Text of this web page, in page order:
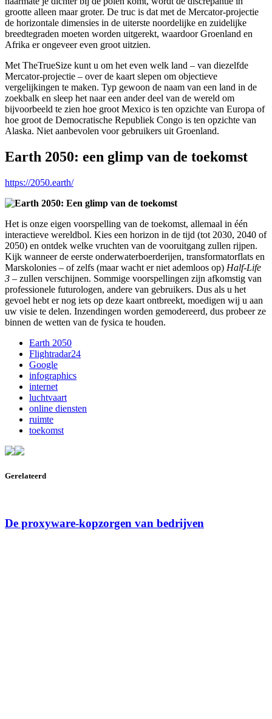
grootte alleen maar groter. De truc is dat met de Mercator-projectie
de horizontale dimensies in de uiterste noordelijke en zuidelijke
breedtegraden moeten worden uitgerekt, waardoor Groenland en
Afrika er ongeveer even groot uitzien.
Met TheTrueSize kunt u om het even welk land – van diezelfde
Mercator-projectie – over de kaart slepen om objectieve
vergelijkingen te maken. Typ gewoon de naam van een land in de
zoekbalk en sleep het naar een ander deel van de wereld om
bijvoorbeeld te zien hoe groot Mexico is ten opzichte van Europa of
hoe groot de Democratische Republiek Congo is ten opzichte van
Alaska. Niet aanbevolen voor gebruikers uit Groenland.
Earth 2050: een glimp van de toekomst
https://2050.earth/
Het is onze eigen voorspelling van de toekomst, allemaal in één
interactieve wereldbol. Kies een horizon in de tijd (tot 2030, 2040 of
2050) en ontdek welke vruchten van de vooruitgang zullen rijpen.
Kijk wanneer de eerste onderwaterboerderijen, transformatorflats en
Marskolonies – of zelfs (maar wacht er niet ademloos op) Half-Life
3 – zullen verschijnen. Sommige voorspellingen zijn afkomstig van
professionele futurologen, andere van gebruikers. Dus als u het
gevoel hebt er nog iets op deze kaart ontbreekt, moedigen wij u aan
uw visie te delen. Inzendingen worden gemodereerd, dus probeer ze
binnen de wetten van de fysica te houden.
Earth 2050
Flightradar24
Google
infographics
internet
luchtvaart
online diensten
ruimte
toekomst
Gerelateerd
De proxyware-kopzorgen van bedrijven